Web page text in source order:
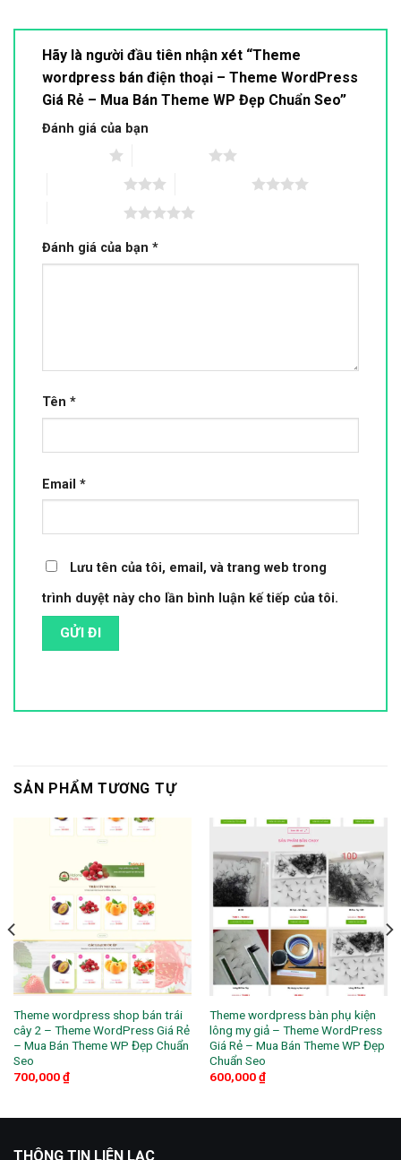
Hãy là người đầu tiên nhận xét “Theme
wordpress bán điện thoại – Theme WordPress
Giá Rẻ – Mua Bán Theme WP Đẹp Chuẩn Seo”
Đánh giá của bạn
Đánh giá của bạn *
Tên *
Email *
Lưu tên của tôi, email, và trang web trong
trình duyệt này cho lần bình luận kế tiếp của tôi.
SẢN PHẨM TƯƠNG TỰ
Theme wordpress shop bán trái
cây 2 – Theme WordPress Giá Rẻ
– Mua Bán Theme WP Đẹp Chuẩn
Seo
700,000₫
Theme wordpress bàn phụ kiện
lông my giả – Theme WordPress
Giá Rẻ – Mua Bán Theme WP Đẹp
Chuẩn Seo
600,000₫
THÔNG TIN LIÊN LẠC